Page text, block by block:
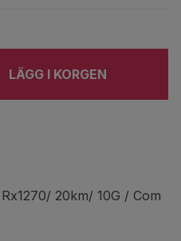
LÄGG I KORGEN
20km/ 10G / Com